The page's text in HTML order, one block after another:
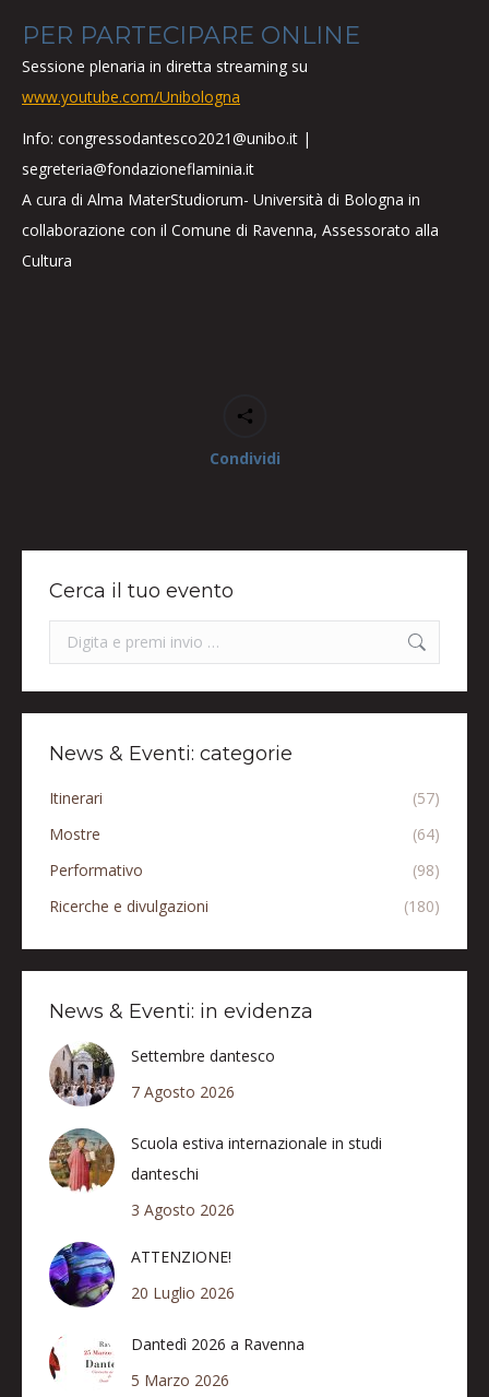
PER PARTECIPARE ONLINE
Sessione plenaria in diretta streaming su
www.youtube.com/Unibologna
Info: congressodantesco2021@unibo.it |
segreteria@fondazioneflaminia.it
A cura di Alma MaterStudiorum- Università di Bologna in
collaborazione con il Comune di Ravenna, Assessorato alla
Cultura
Condividi
Cerca il tuo evento
Search:
News & Eventi: categorie
Itinerari
(57)
Mostre
(64)
Performativo
(98)
Ricerche e divulgazioni
(180)
News & Eventi: in evidenza
Settembre dantesco
7 Agosto 2026
Scuola estiva internazionale in studi
danteschi
3 Agosto 2026
ATTENZIONE!
20 Luglio 2026
Dantedì 2026 a Ravenna
5 Marzo 2026